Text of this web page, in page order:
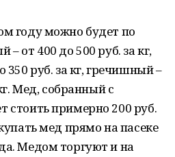
году можно будет по
от 400 до 500 руб. за кг,
350 руб. за кг, гречишный –
Мед, собранный с
стоить примерно 200 руб.
мед прямо на пасеке
Медом торгуют и на